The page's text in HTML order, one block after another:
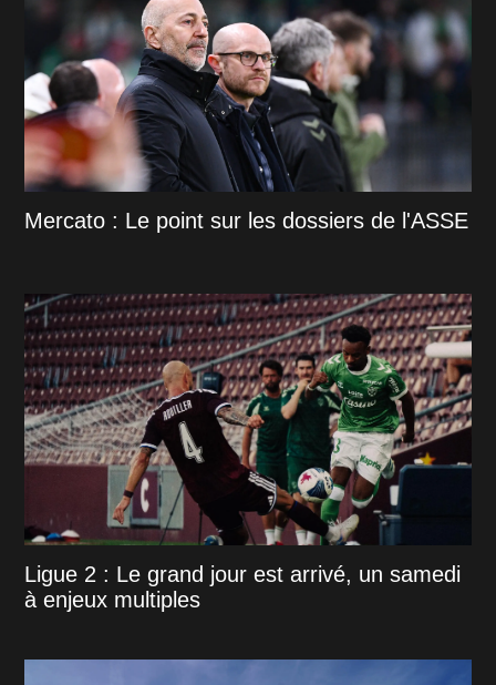
Mercato : Le point sur les dossiers de l'ASSE
Ligue 2 : Le grand jour est arrivé, un samedi
à enjeux multiples